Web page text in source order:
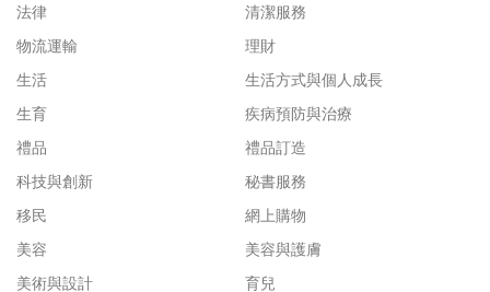
法律
清潔服務
物流運輸
理財
生活
生活方式與個人成長
生育
疾病預防與治療
禮品
禮品訂造
科技與創新
秘書服務
移民
網上購物
美容
美容與護膚
美術與設計
育兒